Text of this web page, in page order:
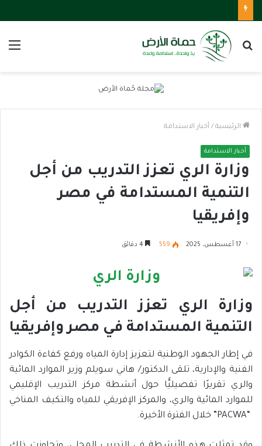
بحث
الرئيسية / أخبار الاستدامة
أخبار الاستدامة
وزارة الري تعزز التدريب من أجل
التنمية المستدامة في مصر
وإفريقيا
17 أغسطس، 2025 559
وزارة الري تعزز التدريب من أجل
التنمية المستدامة في مصر وإفريقيا
في إطار الجهود الوطنية لتعزيز إدارة المياه ورفع كفاءة الكوادر
الفنية والإدارية، تلقى الدكتور/ هاني سويلم وزير الموارد المائية
والري تقريرًا تفصيليًّا حول أنشطة مركز التدريب الإقليمي
للموارد المائية والري، والمركز الإفريقي للمياه والتكيف المناخي
“PACWA” خلال الفترة الأخيرة.